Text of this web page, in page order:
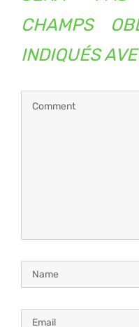
CHAMPS
INDIQUÉS